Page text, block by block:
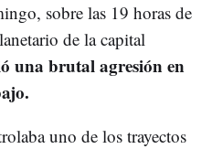
sobre las 19 horas de
de la capital
una brutal agresión en
uno de los trayectos